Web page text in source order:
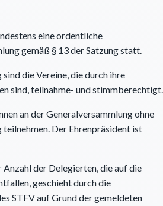
eine ordentliche
gemäß § 13 der Satzung statt.
die Vereine, die durch ihre
sind, teilnahme- und stimmberechtigt.
an der Generalversammlung ohne
Der Ehrenpräsident ist
Anzahl der Delegierten, die auf die
geschieht durch die
STFV auf Grund der gemeldeten